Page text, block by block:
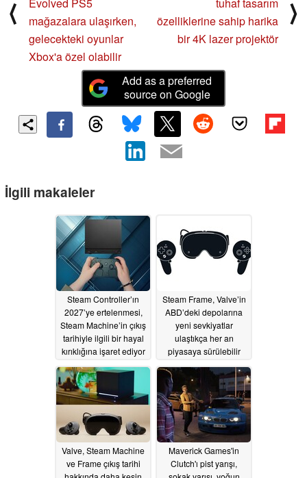
⟨
Evolved PS5
mağazalara ulaşırken,
gelecekteki oyunlar
Xbox'a özel olabilir
tuhaf tasarım
özelliklerine sahip harika
bir 4K lazer projektör
⟩
Add as a preferred
source on Google
İlgili makaleler
Steam Controller’ın
2027’ye ertelenmesi,
Steam Machine’in çıkış
tarihiyle ilgili bir hayal
kırıklığına işaret ediyor
06/19/2026
Steam Frame, Valve’in
ABD’deki depolarına
yeni sevkiyatlar
ulaştıkça her an
piyasaya sürülebilir
06/13/2026
Valve, Steam Machine
ve Frame çıkış tarihi
Maverick Games'in
Clutch'ı pist yarışı,